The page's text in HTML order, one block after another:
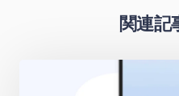
関連記